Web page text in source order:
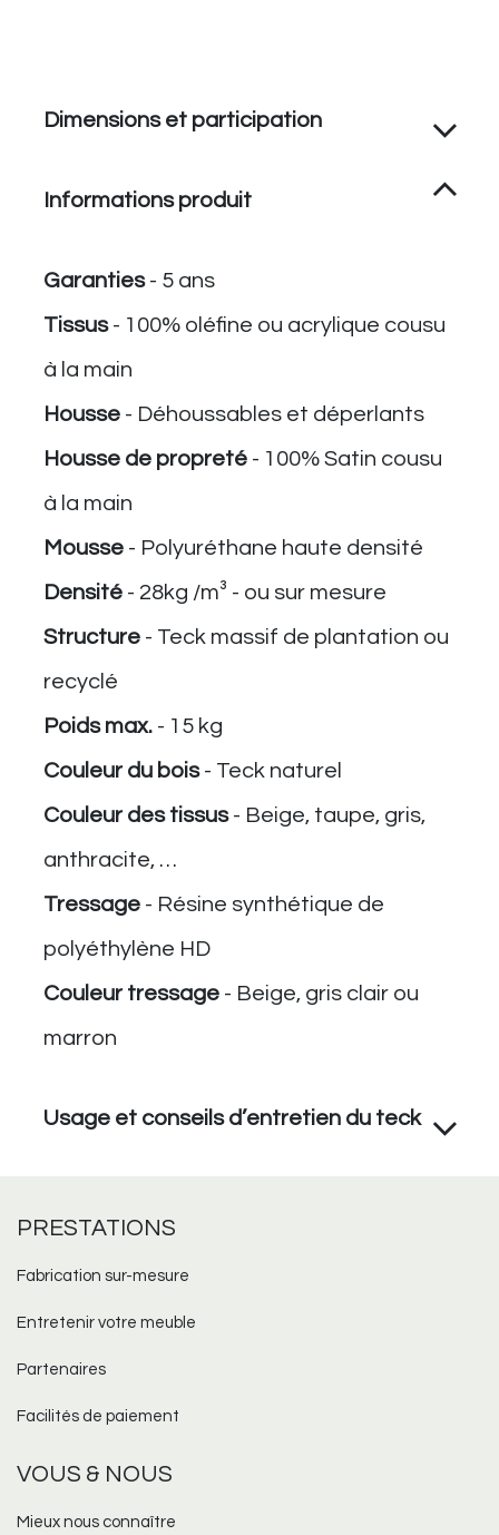
Dimensions et participation
Informations produit
Garanties- 5 ans
Tissus- 100% oléfine ou acrylique cousu
à la main
Housse ​ - Déhoussables et déperlants
Housse de propreté - 100% Satin cousu
à la main
Mousse - Polyuréthane haute densité
Densité - 28kg /m³ - ou sur mesure
Structure - Teck massif de ​plantation ou ​​
recyclé
Poids max. - 15 kg
Couleur du bois- ​​Teck naturel
Couleur des tissus- Beige, taupe, gris,
anthracite, …
Tressage - Résine synthétique de
polyéthylène HD
Couleur tressage - Beige, gris clair ou
marron
Usage et conseils d’entretien du teck
PRESTATIONS
Fabrication sur-mesure​
Entretenir votre meuble
Partenaires
Facilités de paiement
VOUS & NOUS
Mieux nous connaître